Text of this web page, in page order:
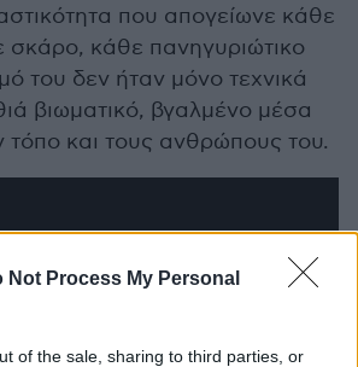
Not Process My Personal
of the sale, sharing to third parties, or
που απογείωνε κάθε
σκάρο, κάθε πανηγυριώτικο
του δεν ήταν μόνο τεχνικά
βιωματικό, βγαλμένο μέσα
τόπο και τους ανθρώπους του.